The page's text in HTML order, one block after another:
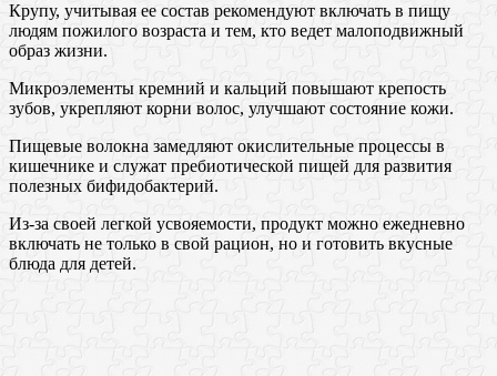
Крупу, учитывая ее состав рекомендуют включать в пищу
людям пожилого возраста и тем, кто ведет малоподвижный
образ жизни.
Микроэлементы кремний и кальций повышают крепость
зубов, укрепляют корни волос, улучшают состояние кожи.
Пищевые волокна замедляют окислительные процессы в
кишечнике и служат пребиотической пищей для развития
полезных бифидобактерий.
Из-за своей легкой усвояемости, продукт можно ежедневно
включать не только в свой рацион, но и готовить вкусные
блюда для детей.